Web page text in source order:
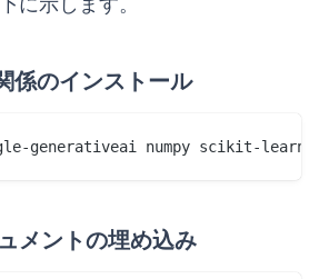
係のインストール
メントの埋め込み